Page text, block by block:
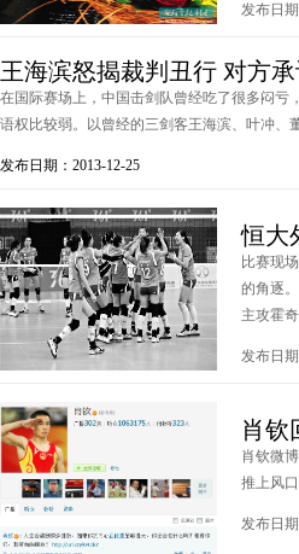
发布日
王海滨怒揭裁判丑行 对方
在国际赛场上，中国击剑队曾经吃了很多闷亏
语权比较弱。以曾经的三剑客王海滨、叶冲、
发布日期：2013-12-25
恒大
比赛现
的角逐
主攻霍
发布日
肖钦
肖钦微
推上风
发布日